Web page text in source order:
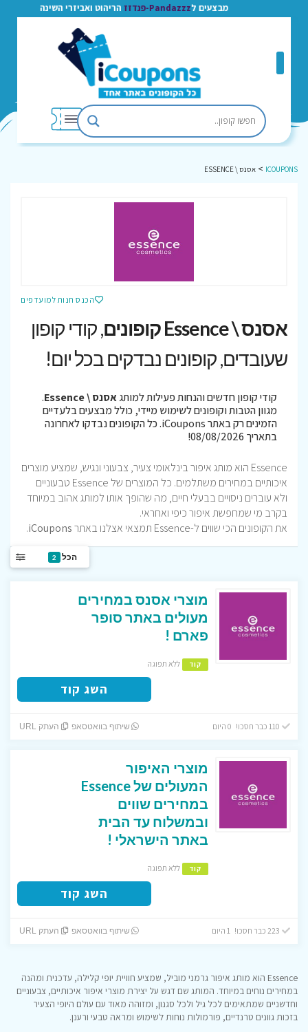
מבצעים לPandazzz-פנדזז הריהוט ואביזרי השינה
ICOUPONS
> אסנס \ ESSENCE
הכנס חנות למועדפים
אסנס \ Essence קופונים
, קודי קופון
שעובדים, קופונים נבדקים בכל יום!
קודי קופון חדשים והנחות פעילות למותגאסנס \ Essence
.
מגוון הטבות וקופונים לשימוש מיידי, כולל מבצעים בלעדיים
הזמינים רק באתר iCoupons. כל הקופונים נבדקו לאחרונה
בתאריך 08/08/2026!
Essence הוא מותג איפור בינלאומי צעיר, צבעוני ונגיש, שמציע מוצרים
איכותיים במחירים משתלמים. כל המוצרים של Essence טבעוניים
ולא עוברים ניסויים בבעלי חיים, מה שהופך אותו למותג אהוב במיוחד
בקרב מי שמחפשת איפור כיפי ואחראי.
את הקופונים הכי שווים ל-Essence תמצאי אצלנו באתר
iCoupons
.
הכל 2
מוצרי אסנס במחירים
מעולים באתר סופר
פארם !
קוד ללא תפוגה
השג קוד
שיתוף בוואטסאפ העתק URL
מוצרי האיפור
המעולים של Essence
במחירים שווים
ובמשלוח עד הבית
באתר הישראלי !
קוד ללא תפוגה
השג קוד
שיתוף בוואטסאפ העתק URL
Essence הוא מותג איפור גרמני מוביל, שמציע חוויית יופי קלילה, עדכנית ומהנה
במחירים נוחים במיוחד. המותג שם דגש על יצירת מוצרי איפור איכותיים, צבעוניים
וחדשניים שמתאימים לכל גיל ולכל סגנון, ומזוהה מאוד עם עולם היופי הצעיר
בזכות גוונים טרנדיים, פורמולות נוחות לשימוש ומראה טבעי ורענן.